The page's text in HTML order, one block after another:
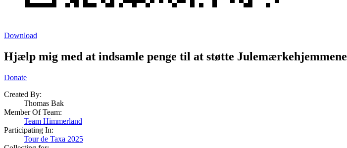
Download
Hjælp mig med at indsamle penge til at støtte Julemærkehjemmene
Donate
Created By:
Thomas Bak
Member Of Team:
Team Himmerland
Participating In:
Tour de Taxa 2025